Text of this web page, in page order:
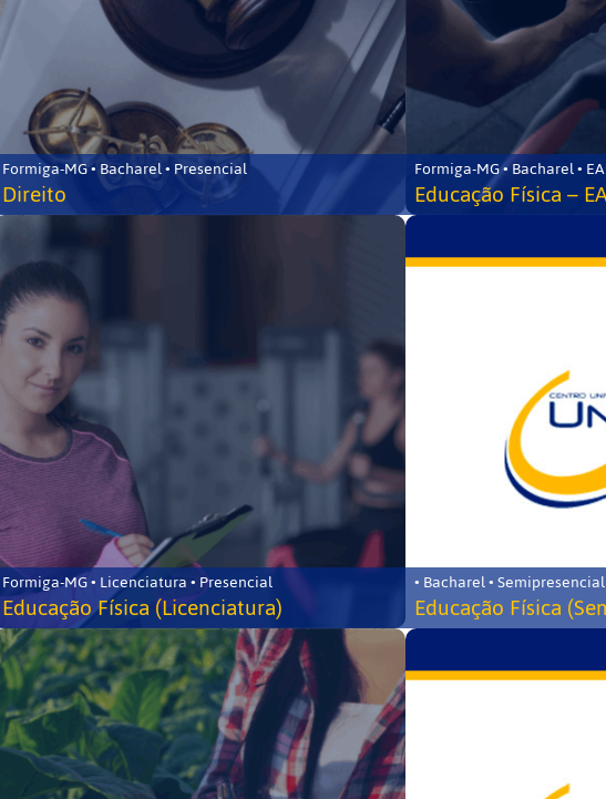
Formiga-MG • Bacharel • Presencial
Direito
Formiga-MG • Bacharel •
Educação Física –
Formiga-MG • Licenciatura • Presencial
Educação Física (Licenciatura)
• Bacharel • Semipresencial
Educação Física